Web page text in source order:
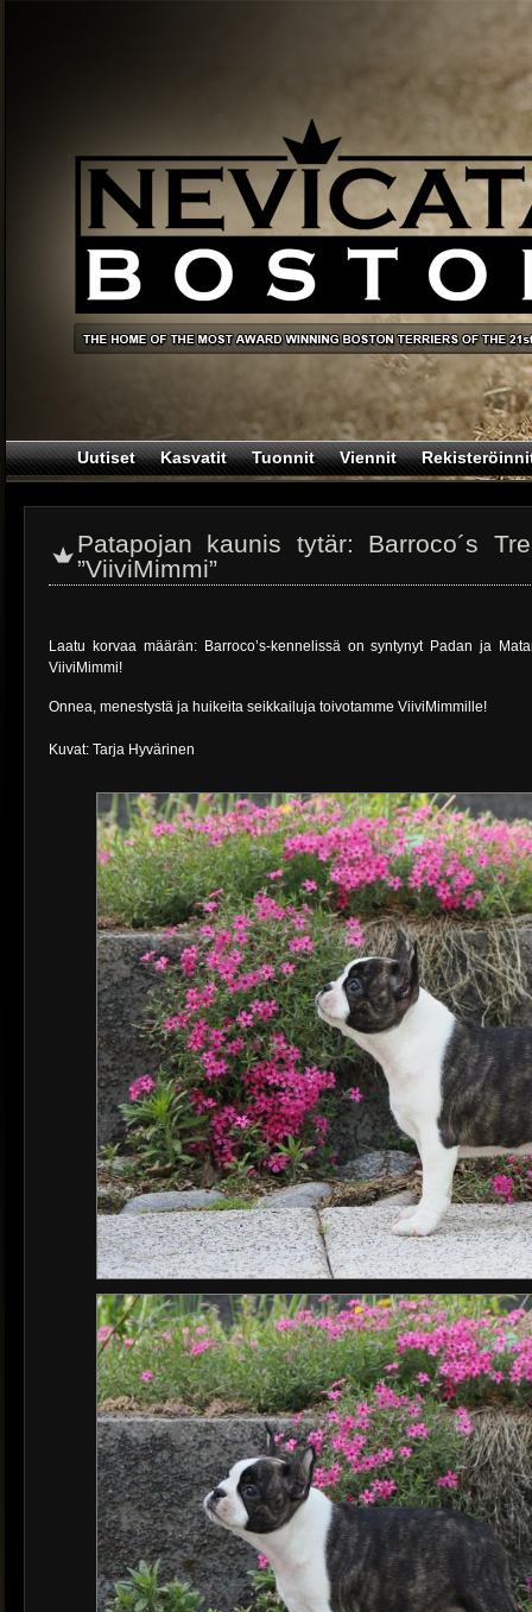
Uutiset Kasvatit Tuonnit Viennit
Patapojan kaunis tytär: Barroco´s
”ViiviMimmi”
Laatu korvaa määrän: Barroco’s-kennelissä on syntynyt Padan ja
ViiviMimmi!
Onnea, menestystä ja huikeita seikkailuja toivotamme ViiviMimmille!
Kuvat: Tarja Hyvärinen